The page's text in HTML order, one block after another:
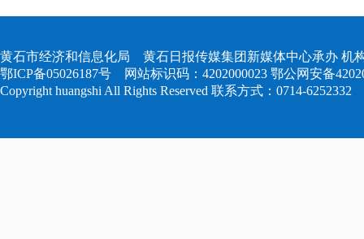
黄石市经济和信息化局 黄石日报传媒集团新媒体中心承办 机
鄂ICP备05026187号 网站标识码：4202000023 鄂公网安备
Copyright huangshi All Rights Reserved 联系方式：0714-6252332